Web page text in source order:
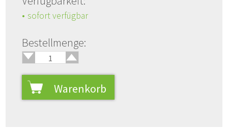
sofort verfügbar
Bestellmenge:
🢓
🢑